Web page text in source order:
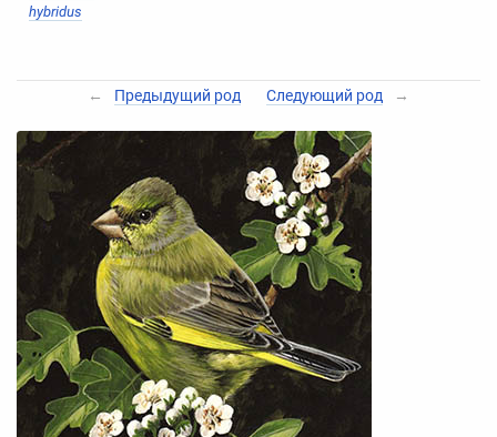
hybridus
← Предыдущий род Следующий род →